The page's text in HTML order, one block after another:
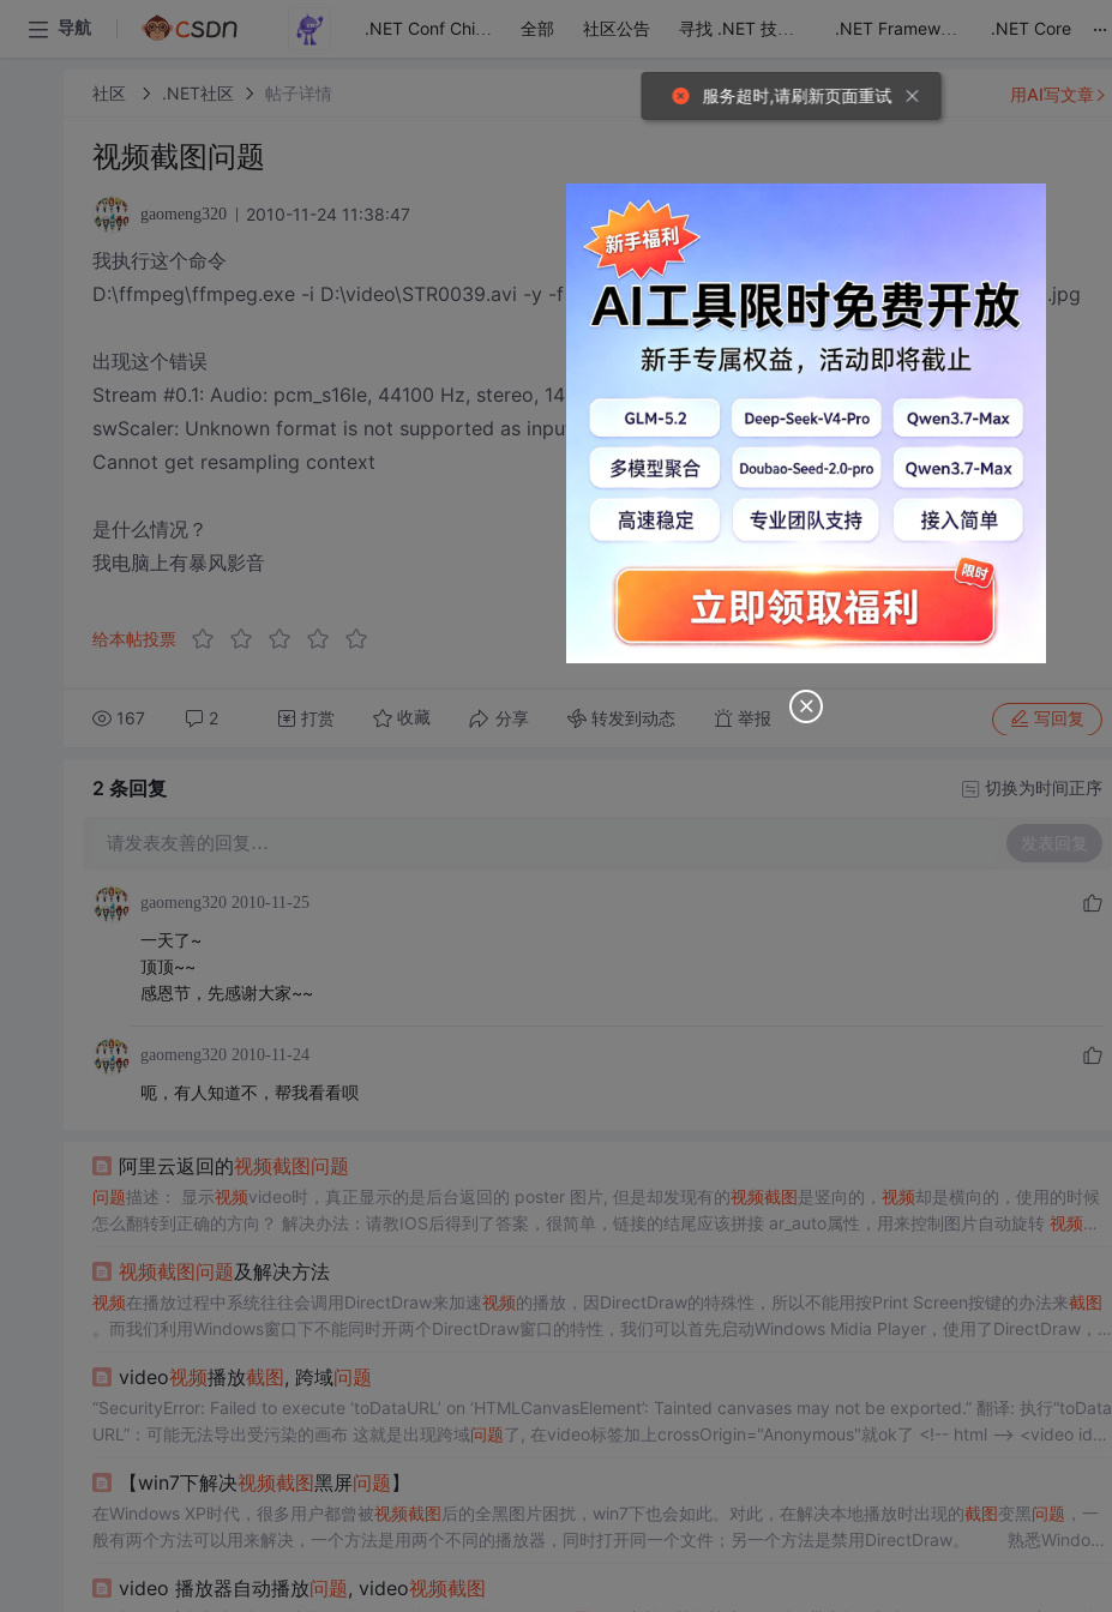
导航 .NET Conf China 全部 社区公告 寻找 .NET 技术达人 .NET Framework .NET Core ...
社区 .NET社区 帖子详情
视频截图问题
gaomeng320 2010-11-24 11:38:47
我执行这个命令
D:\ffmpeg\ffmpeg.exe -i D:\video\STR0039.avi -y -f image2 -ss 2 -vframes 1 -s 240x180 D:\img\str0039.jpg
出现这个错误
Stream #0.1: Audio: pcm_s16le, 44100 Hz, stereo, 1411 kb/s
swScaler: Unknown format is not supported as input format
Cannot get resampling context
是什么情况？
我电脑上有暴风影音
给本帖投票
167 2 打赏 收藏 分享 转发到动态 举报 写回复
用AI写文章
2 条回复 切换为时间正序
请发表友善的回复… 发表回复
gaomeng320 2010-11-25
一天了~
顶顶~~
感恩节，先感谢大家~~
gaomeng320 2010-11-24
呃，有人知道不，帮我看看呗
阿里云返回的视频截图问题
问题描述： 显示视频video时，真正显示的是后台返回的 poster 图片, 但是却发现有的视频截图是竖向的， 视频却是横向的，使用的时候
怎么翻转到正确的方向？ 解决办法：请教IOS后得到了答案，很简单，链接的结尾应该拼接 ar_auto属性，用来控制图片自动旋转 视频 返
shot,t_500.
视频截图问题及解决方法
视频在播放过程中系统往往会调用DirectDraw来加速视频的播放，因DirectDraw的特殊性，所以不能用按Print Screen按键的办法来截图
。而我们利用Windows窗口下不能同时开两个DirectDraw窗口的特性，我们可以首先启动Windows Midia Player，使用了DirectDraw，
video视频播放截图, 跨域问题
“SecurityError: Failed to execute ‘toDataURL’ on ‘HTMLCanvasElement’: Tainted canvases may not be exported.” 翻译: 执行“toData
URL”：可能无法导出受污染的画布 这就是出现跨域问题了, 在video标签加上crossOrigin="Anonymous"就ok了 <!-- html --> <video id
【win7下解决视频截图黑屏问题】
在Windows XP时代，很多用户都曾被视频截图后的全黑图片困扰，win7下也会如此。对此，在解决本地播放时出现的截图变黑问题 ，一
般有两个方法可以用来解决，一个方法是用两个不同的播放器，同时打开同一个文件；另一个方法是禁用DirectDraw。 熟悉Windows
video 播放器自动播放问题, video视频截图
服务超时,请刷新页面重试